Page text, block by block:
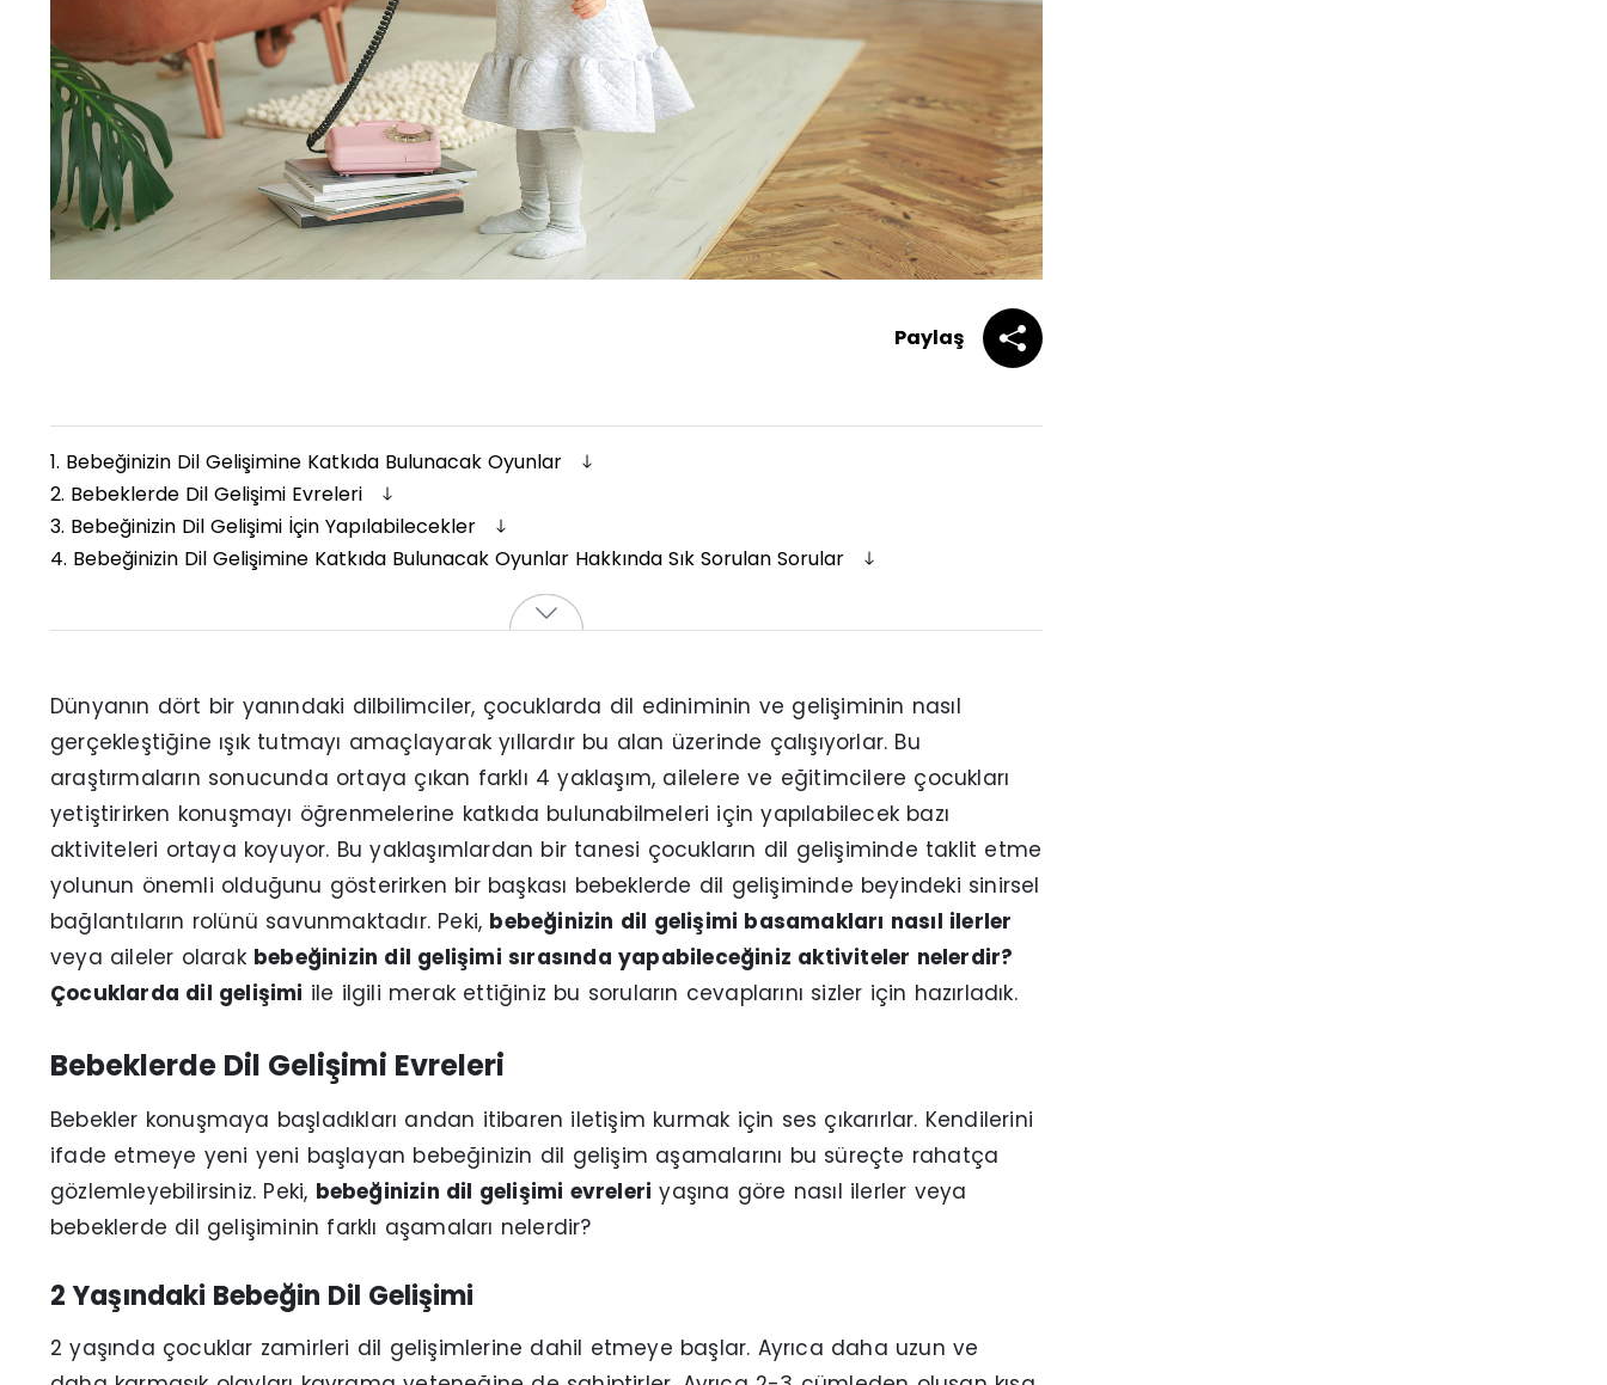
Paylaş
1. Bebeğinizin Dil Gelişimine Katkıda Bulunacak Oyunlar
2. Bebeklerde Dil Gelişimi Evreleri
3. Bebeğinizin Dil Gelişimi İçin Yapılabilecekler
4. Bebeğinizin Dil Gelişimine Katkıda Bulunacak Oyunlar Hakkında Sık Sorulan Sorular
Dünyanın dört bir yanındaki dilbilimciler, çocuklarda dil ediniminin ve gelişiminin nasıl
gerçekleştiğine ışık tutmayı amaçlayarak yıllardır bu alan üzerinde çalışıyorlar. Bu
araştırmaların sonucunda ortaya çıkan farklı 4 yaklaşım, ailelere ve eğitimcilere çocukları
yetiştirirken konuşmayı öğrenmelerine katkıda bulunabilmeleri için yapılabilecek bazı
aktiviteleri ortaya koyuyor. Bu yaklaşımlardan bir tanesi çocukların dil gelişiminde taklit etme
yolunun önemli olduğunu gösterirken bir başkası bebeklerde dil gelişiminde beyindeki sinirsel
bağlantıların rolünü savunmaktadır. Peki, bebeğinizin dil gelişimi basamakları nasıl ilerler
veya aileler olarak bebeğinizin dil gelişimi sırasında yapabileceğiniz aktiviteler nelerdir?
Çocuklarda dil gelişimi ile ilgili merak ettiğiniz bu soruların cevaplarını sizler için hazırladık.
Bebeklerde Dil Gelişimi Evreleri
Bebekler konuşmaya başladıkları andan itibaren iletişim kurmak için ses çıkarırlar. Kendilerini
ifade etmeye yeni yeni başlayan bebeğinizin dil gelişim aşamalarını bu süreçte rahatça
gözlemleyebilirsiniz. Peki, bebeğinizin dil gelişimi evreleri yaşına göre nasıl ilerler veya
bebeklerde dil gelişiminin farklı aşamaları nelerdir?
2 Yaşındaki Bebeğin Dil Gelişimi
2 yaşında çocuklar zamirleri dil gelişimlerine dahil etmeye başlar. Ayrıca daha uzun ve